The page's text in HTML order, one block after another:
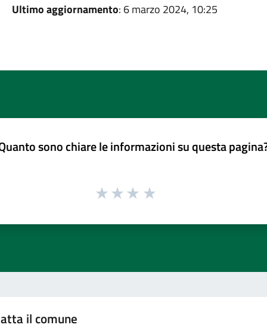
Ultimo aggiornamento: 6 marzo 2024, 10:25
sono chiare le informazioni su questa
il comune